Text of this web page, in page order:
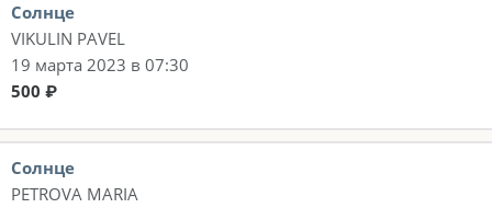
Солнце
VIKULIN PAVEL
19 марта 2023 в 07:30
500 ₽
Солнце
PETROVA MARIA